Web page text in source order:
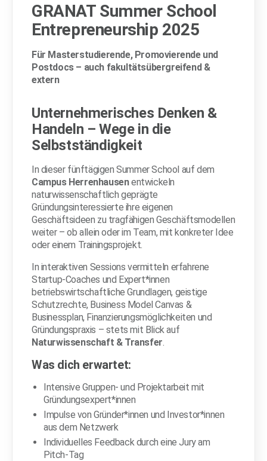
GRANAT Summer School
Entrepreneurship 2025
Für Masterstudierende, Promovierende und
Postdocs – auch fakultätsübergreifend &
extern
Unternehmerisches Denken &
Handeln – Wege in die
Selbstständigkeit
In dieser fünftägigen Summer School auf dem
Campus Herrenhausenentwickeln
naturwissenschaftlich geprägte
Gründungsinteressierte ihre eigenen
Geschäftsideen zu tragfähigen Geschäftsmodellen
weiter – ob allein oder im Team, mit konkreter Idee
oder einem Trainingsprojekt.
In interaktiven Sessions vermitteln erfahrene
Startup-Coaches und Expert*innen
betriebswirtschaftliche Grundlagen, geistige
Schutzrechte, Business Model Canvas &
Businessplan, Finanzierungsmöglichkeiten und
Gründungspraxis – stets mit Blick auf
Naturwissenschaft & Transfer.
Was dich erwartet:
Intensive Gruppen- und Projektarbeit mit
Gründungsexpert*innen
Impulse von Gründer*innen und Investor*innen
aus dem Netzwerk
Individuelles Feedback durch eine Jury am
Pitch-Tag